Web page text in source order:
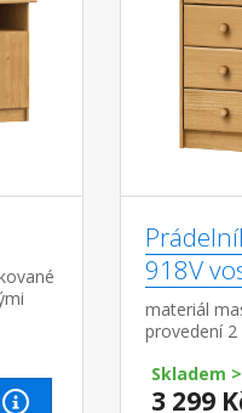
918V
materiál
provedení 2
zásuvky
Skladem
3 299